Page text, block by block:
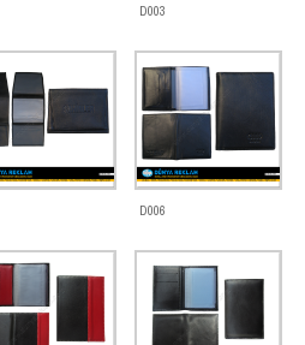
D003
D006